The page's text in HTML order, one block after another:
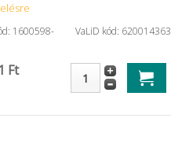
1600598- VaLiD kód: 620014363
Ft